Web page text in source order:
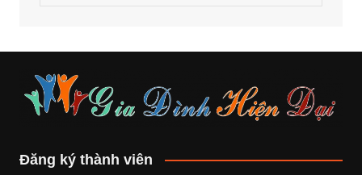
Đăng ký thành viên